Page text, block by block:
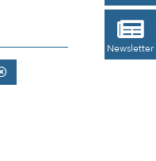

Newsletter